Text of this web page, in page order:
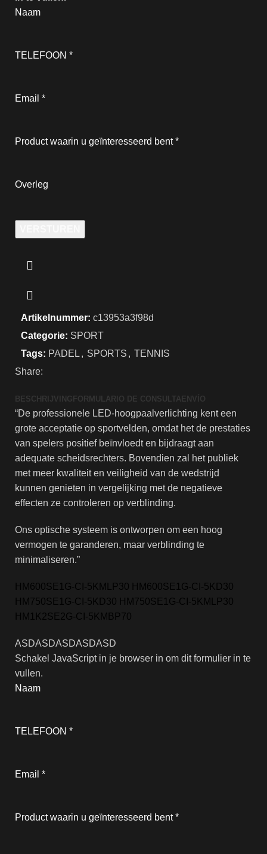
Naam
TELEFOON *
Email *
Product waarin u geïnteresseerd bent*
Overleg
Artikelnummer: c13953a3f98d
Categorie: SPORT
Tags: PADEL , SPORTS , TENNIS
Share:
BESCHRIJVING FORMULARIO DE CONSULTA ENVÍO
“De professionele LED-hoogpaalverlichting kent een
grote acceptatie op sportvelden, omdat het de prestaties
van spelers positief beïnvloedt en bijdraagt ​​aan
adequate scheidsrechters. Bovendien zal het publiek
met meer kwaliteit en veiligheid van de wedstrijd
kunnen genieten in vergelijking met de negatieve
effecten ze controleren op verblinding.
Ons optische systeem is ontworpen om een ​​hoog
vermogen te garanderen, maar verblinding te
minimaliseren.”
HM600SE1G-CI-5KMLP30 HM600SE1G-CI-5KD30
HM750SE1G-CI-5KD30 HM750SE1G-CI-5KMLP30
HM1K2SE2G-CI-5KMBP70
ASDASDASDASDASD
Schakel JavaScript in je browser in om dit formulier in te
vullen.
Naam
TELEFOON *
Email *
Product waarin u geïnteresseerd bent*